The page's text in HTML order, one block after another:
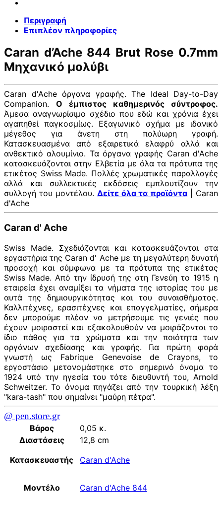
Περιγραφή
Επιπλέον πληροφορίες
Caran d’Ache 844 Brut Rose 0.7mm
Μηχανικό μολύβι
Caran d'Ache όργανα γραφής. The Ideal Day-to-Day
Companion. Ο έμπιστος καθημερινός σύντροφος.
Άμεσα αναγνωρίσιμο σχέδιο που εδώ και χρόνια έχει
αγαπηθεί παγκοσμίως. Εξαγωνικό σχήμα με ιδανικό
μέγεθος για άνετη στη πολύωρη γραφή.
Κατασκευασμένα από εξαιρετικά ελαφρύ αλλά και
ανθεκτικό αλουμίνιο. Τα όργανα γραφής Caran d'Ache
κατασκευάζονται στην Ελβετία με όλα τα πρότυπα της
ετικέτας Swiss Made. Πολλές χρωματικές παραλλαγές
αλλά και συλλεκτικές εκδόσεις εμπλουτίζουν την
συλλογή του μοντέλου. Δείτε όλα τα προϊόντα | Caran
d'Ache
Caran d' Ache
Swiss Made. Σχεδιάζονται και κατασκευάζονται στα
εργαστήρια της Caran d' Ache με τη μεγαλύτερη δυνατή
προσοχή και σύμφωνα με τα πρότυπα της ετικέτας
Swiss Made. Από την ίδρυσή της στη Γενεύη το 1915 η
εταιρεία έχει αναμίξει τα νήματα της ιστορίας του με
αυτά της δημιουργικότητας και του συναισθήματος.
Καλλιτέχνες, ερασιτέχνες και επαγγελματίες, σήμερα
δεν μπορούμε πλέον να μετρήσουμε τις γενιές που
έχουν μοιραστεί και εξακολουθούν να μοιράζονται το
ίδιο πάθος για τα χρώματα και την ποιότητα των
οργάνων σχεδίασης και γραφής. Για πρώτη φορά
γνωστή ως Fabrique Genevoise de Crayons, το
εργοστάσιο μετονομάστηκε στο σημερινό όνομα το
1924 υπό την ηγεσία του τότε διευθυντή του, Arnold
Schweitzer. Το όνομα πηγάζει από την τουρκική λέξη
"kara-tash" που σημαίνει "μαύρη πέτρα".
@ pen.store.gr
Βάρος
0,05 κ.
Διαστάσεις
12,8 cm
Κατασκευαστής
Caran d'Ache
Μοντέλο Caran d'Ache 844